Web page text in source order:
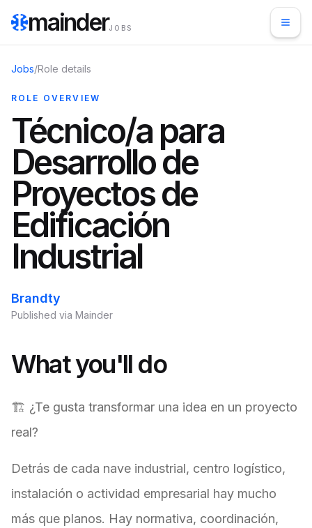
mainderJOBS
Jobs/Role details
ROLE OVERVIEW
Técnico/a para
Desarrollo de
Proyectos de
Edificación
Industrial
Brandty
Published via Mainder
What you'll do
🏗️ ¿Te gusta transformar una idea en un proyecto
real?
Detrás de cada nave industrial, centro logístico,
instalación o actividad empresarial hay mucho
más que planos. Hay normativa, coordinación,